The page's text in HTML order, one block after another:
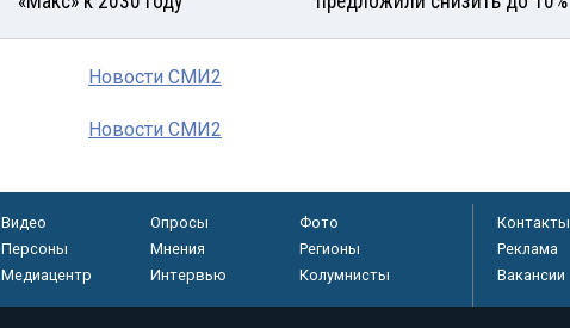
Новости СМИ2
Новости СМИ2
Видео Опросы
Фото
Персоны
Мнения
Регионы
Медиацентр
Интервью Колумнисты
Контакты
Реклама
Вакансии